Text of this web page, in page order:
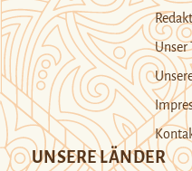
Unser
UNSERE LÄNDER